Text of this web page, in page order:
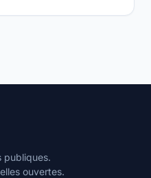
publiques.
ouvertes.